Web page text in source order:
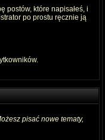
postów, które napisałeś, i
po prostu ręcznie ją
pisać nowe tematy,